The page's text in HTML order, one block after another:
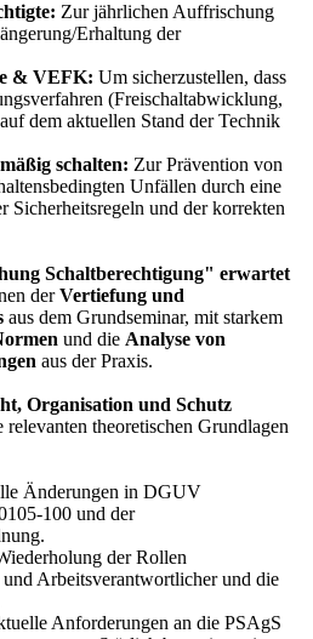
Zur jährlichen Auffrischung
Erhaltung der
& VEFK: Um sicherzustellen, dass
(Freischaltabwicklung,
dem aktuellen Stand der Technik
schalten: Zur Prävention von
Unfällen durch eine
Sicherheitsregeln und der korrekten
Schaltberechtigung" erwartet
derVertiefung und
aus dem Grundseminar, mit starkem
und die Analyse von
aus der Praxis.
Organisation und Schutz
theoretischen Grundlagen
Änderungen in DGUV
100 und der
der Rollen
Arbeitsverantwortlicher und die
Anforderungen an die PSAgS